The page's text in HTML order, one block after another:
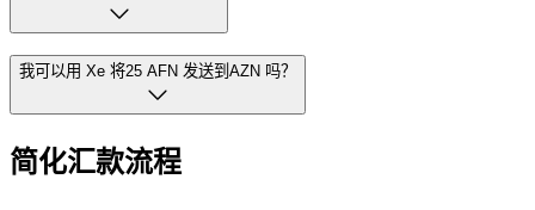
我可以用 Xe 将25 AFN 发送到AZN 吗？
简化汇款流程